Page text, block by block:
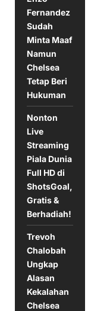
Fernandez
Sudah
Minta Maaf
Namun
Chelsea
Tetap Beri
Hukuman
Nonton
Live
Streaming
Piala Dunia
Full HD di
ShotsGoal,
Gratis &
Berhadiah!
Trevoh
Chalobah
Ungkap
Alasan
Kekalahan
Chelsea